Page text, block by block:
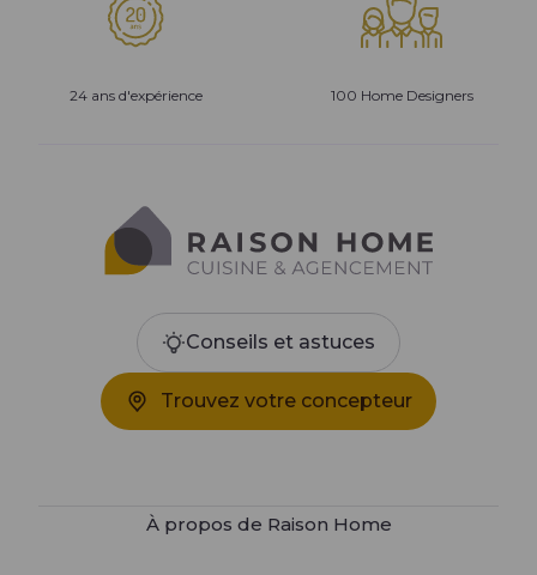
24 ans d'expérience 100 Home Designers
Conseils et astuces
Trouvez votre concepteur
À propos de Raison Home